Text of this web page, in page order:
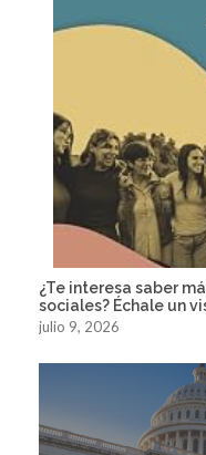
¿Te interesa saber
sociales? Échale un
julio 9, 2026